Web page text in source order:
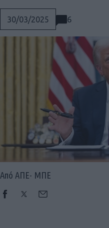
30/03/2025 6
Από ΑΠΕ- ΜΠΕ